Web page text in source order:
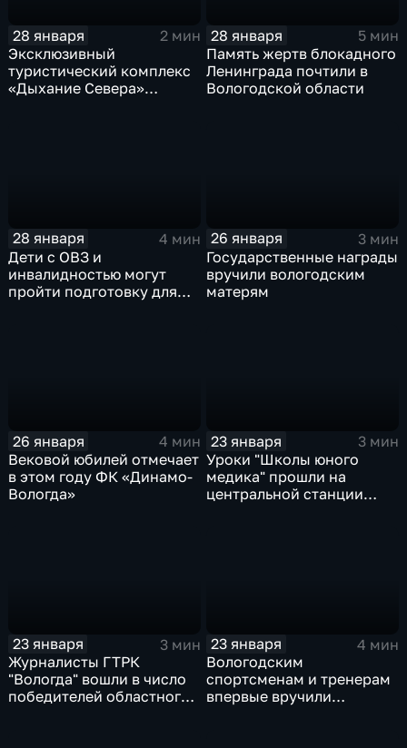
28 января
2 мин
Эксклюзивный
туристический комплекс
«Дыхание Севера»
28 января
5 мин
Память жертв блокадного
Ленинграда почтили в
Вологодской области
28 января
4 мин
Дети с ОВЗ и
инвалидностью могут
пройти подготовку для
26 января
3 мин
Государственные награды
вручили вологодским
матерям
26 января
4 мин
Вековой юбилей отмечает
в этом году ФК «Динамо-
Вологда»
23 января
3 мин
Уроки "Школы юного
медика" прошли на
центральной станции
23 января
3 мин
Журналисты ГТРК
"Вологда" вошли в число
победителей областного
23 января
4 мин
Вологодским
спортсменам и тренерам
впервые вручили